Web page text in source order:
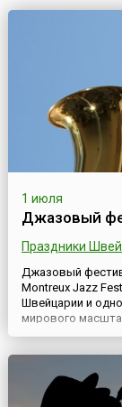
1 июля
Джазовый
Праздники
Джазовый
Montreux Jazz
Швейцарии и
мирового
проходит каждый
бесcменный